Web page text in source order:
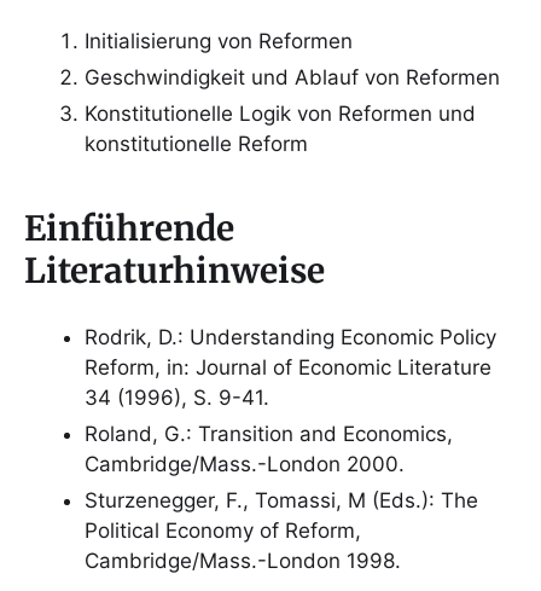
Initialisierung von Reformen
Geschwindigkeit und Ablauf von Reformen
Konstitutionelle Logik von Reformen und
konstitutionelle Reform
Einführende
Literaturhinweise
Rodrik, D.: Understanding Economic Policy
Reform, in: Journal of Economic Literature
34 (1996), S. 9-41.
Roland, G.: Transition and Economics,
Cambridge/Mass.-London 2000.
Sturzenegger, F., Tomassi, M (Eds.): The
Political Economy of Reform,
Cambridge/Mass.-London 1998.